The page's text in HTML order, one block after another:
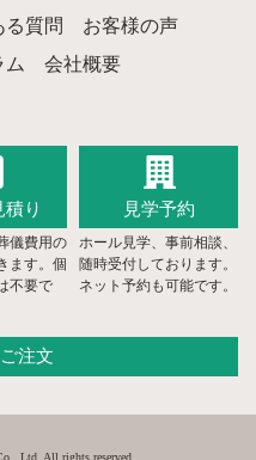
る質問
お客様の声
ム
会社概要
積り
儀費用の
ます。個
不要で
見学予約
ホール見学、事前相談、
随時受付しております。
ネット予約も可能です。
注文
Ltd. All rights reserved.